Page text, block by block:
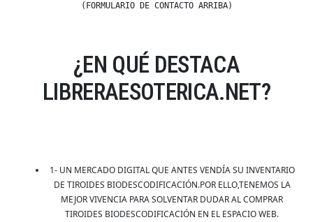
(FORMULARIO DE CONTACTO ARRIBA)
¿EN QUÉ DESTACA
LIBRERAESOTERICA.NET?
1- UN MERCADO DIGITAL QUE ANTES VENDÍA SU INVENTARIO
DE TIROIDES BIODESCODIFICACIÓN.POR ELLO,TENEMOS LA
MEJOR VIVENCIA PARA SOLVENTAR DUDAR AL COMPRAR
TIROIDES BIODESCODIFICACIÓN EN EL ESPACIO WEB.